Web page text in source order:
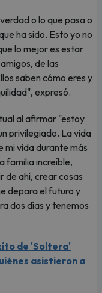
o lo que pasa o
ha sido. Esto yo no
lo mejor es estar
de las
saben cómo eres y
expresó.
al afirmar "estoy
privilegiado. La vida
mi vida durante más
familia increíble,
de ahí, crear cosas
depara el futuro y
dos días y tenemos
de 'Soltera'
asistieron a